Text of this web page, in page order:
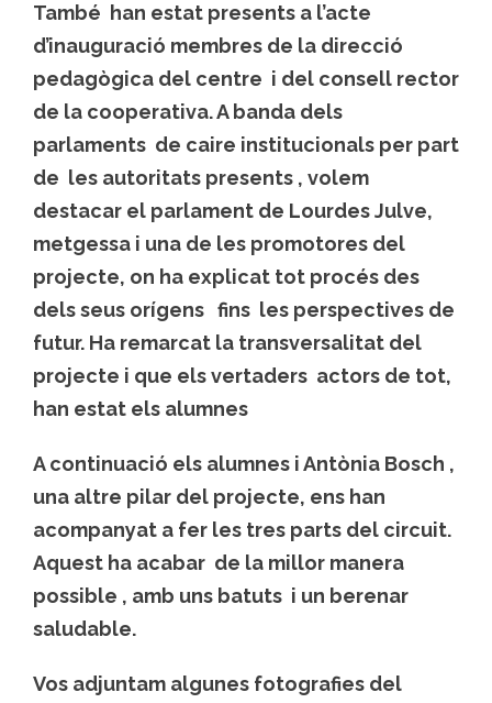
També han estat presents a l’acte
d’inauguració membres de la direcció
pedagògica del centre i del consell rector
de la cooperativa. A banda dels
parlaments de caire institucionals per part
de les autoritats presents , volem
destacar el parlament de Lourdes Julve,
metgessa i una de les promotores del
projecte, on ha explicat tot procés des
dels seus orígens fins les perspectives de
futur. Ha remarcat la transversalitat del
projecte i que els vertaders actors de tot,
han estat els alumnes
A continuació els alumnes i Antònia Bosch ,
una altre pilar del projecte, ens han
acompanyat a fer les tres parts del circuit.
Aquest ha acabar de la millor manera
possible , amb uns batuts i un berenar
saludable.
Vos adjuntam algunes fotografies del